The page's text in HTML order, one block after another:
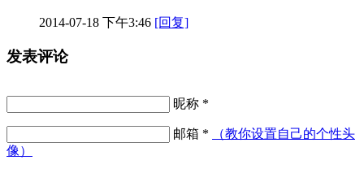
2014-07-18 下午3:46 [回复]
发表评论
昵称 *
邮箱 *
（教你设置自己的个性头
像）